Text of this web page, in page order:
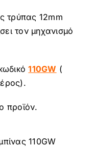
τρύπας 12mm
τον μηχανισμό
110GW (
προϊόν.
110GW